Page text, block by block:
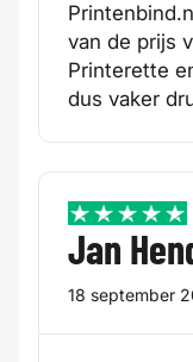
van de prijs
Printerette
dus vaker
5 / 5
Jan
18 september